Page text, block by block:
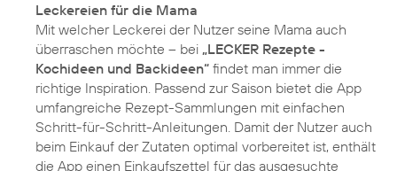
Leckereien für die Mama
Mit welcher Leckerei der Nutzer seine Mama auch
überraschen möchte – bei „LECKER Rezepte -
Kochideen und Backideen“ findet man immer die
richtige Inspiration. Passend zur Saison bietet die App
umfangreiche Rezept-Sammlungen mit einfachen
Schritt-für-Schritt-Anleitungen. Damit der Nutzer auch
beim Einkauf der Zutaten optimal vorbereitet ist, enthält
die App einen Einkaufszettel für das ausgesuchte